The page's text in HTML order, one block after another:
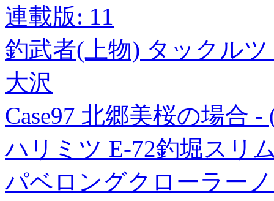
連載版: 11
釣武者(上物) タックル
大沢
Case97 北郷美桜の場合 -
ハリミツ E-72釣堀スリ
パベロングクローラー